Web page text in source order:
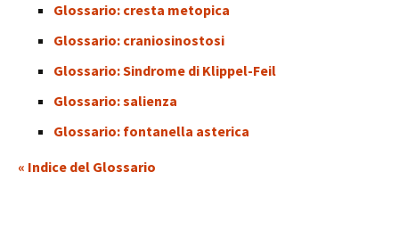
Glossario: cresta metopica
Glossario: craniosinostosi
Glossario: Sindrome di Klippel-Feil
Glossario: salienza
Glossario: fontanella asterica
« Indice del Glossario